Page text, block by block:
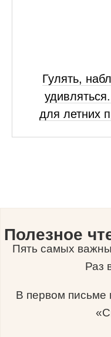
Гулять,
для летних
Полезное
Пять самых
Раз
В первом письме